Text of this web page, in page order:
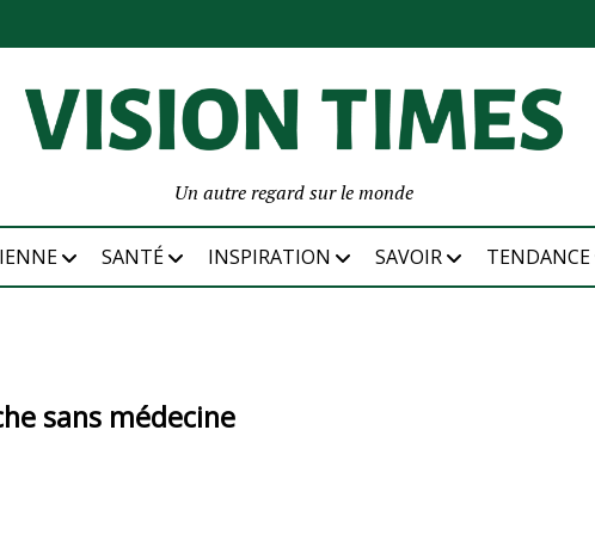
Un autre regard sur le monde
SANTÉ INSPIRATION SAVOIR TENDANCE
sans médecine